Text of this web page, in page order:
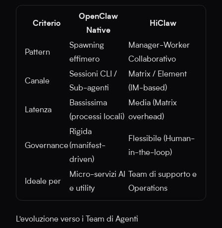
Criterio
OpenClaw
Native
HiClaw
Pattern
Spawning
effimero
Manager-Worker
Collaborativo
Canale
Sessioni CLI /
Sub-agenti
Matrix / Element
(IM-based)
Latenza
Bassissima
(processi locali)
Media (Matrix
overhead)
Governance
Rigida
(manifest-
driven)
Flessibile (Human-
in-the-loop)
Ideale per
Micro-servizi AI
e utility
Team di supporto e
Operations
L'evoluzione verso i Team di Agenti